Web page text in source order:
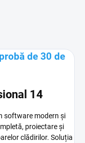
de 30 de
14
software modern și
proiectare și
clădirilor. Soluția